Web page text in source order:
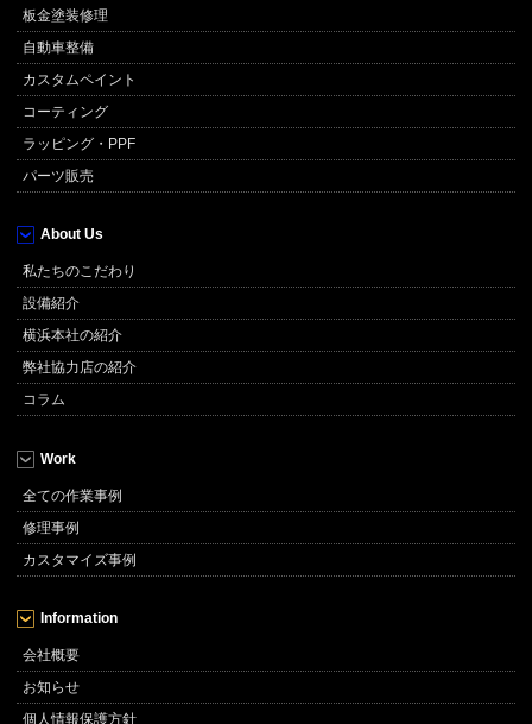
板金塗装修理
自動車整備
カスタムペイント
コーティング
ラッピング・PPF
パーツ販売
About Us
私たちのこだわり
設備紹介
横浜本社の紹介
弊社協力店の紹介
コラム
Work
全ての作業事例
修理事例
カスタマイズ事例
Information
会社概要
お知らせ
個人情報保護方針